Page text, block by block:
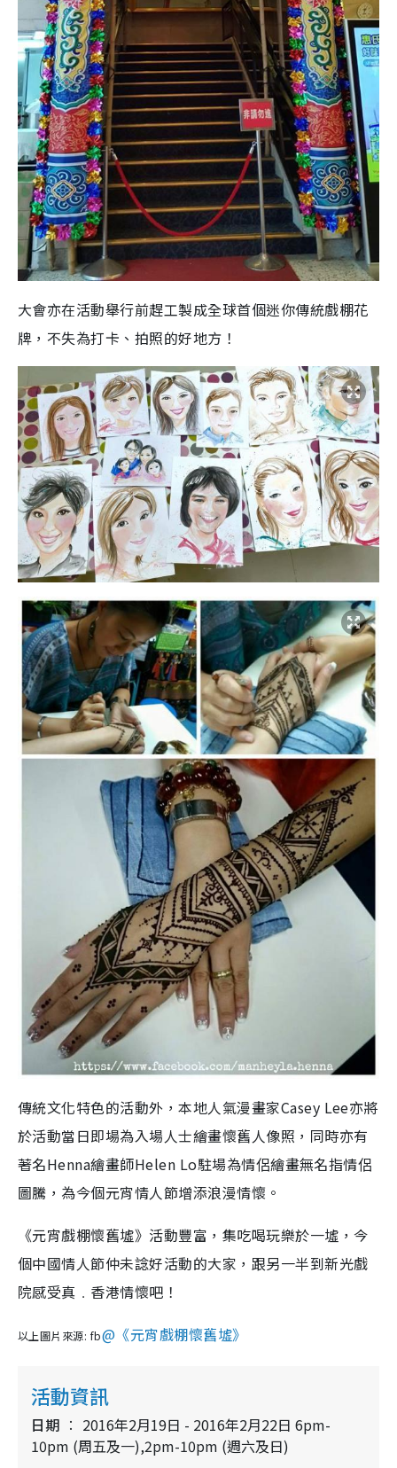
大會亦在活動舉行前趕工製成全球首個迷你傳統戲棚花
牌，不失為打卡、拍照的好地方！
傳統文化特色的活動外，本地人氣漫畫家Casey Lee亦將
於活動當日即場為入場人士繪畫懷舊人像照，同時亦有
著名Henna繪畫師Helen Lo駐場為情侶繪畫無名指情侶
圖騰，為今個元宵情人節增添浪漫情懷。
《元宵戲棚懷舊墟》活動豐富，集吃喝玩樂於一墟，今
個中國情人節仲未諗好活動的大家，跟另一半到新光戲
院感受真﹒香港情懷吧！
以上圖片來源: fb@《元宵戲棚懷舊墟》
活動資訊
日期
2016年2月19日 - 2016年2月22日 6pm-
10pm (周五及一),2pm-10pm (週六及日)